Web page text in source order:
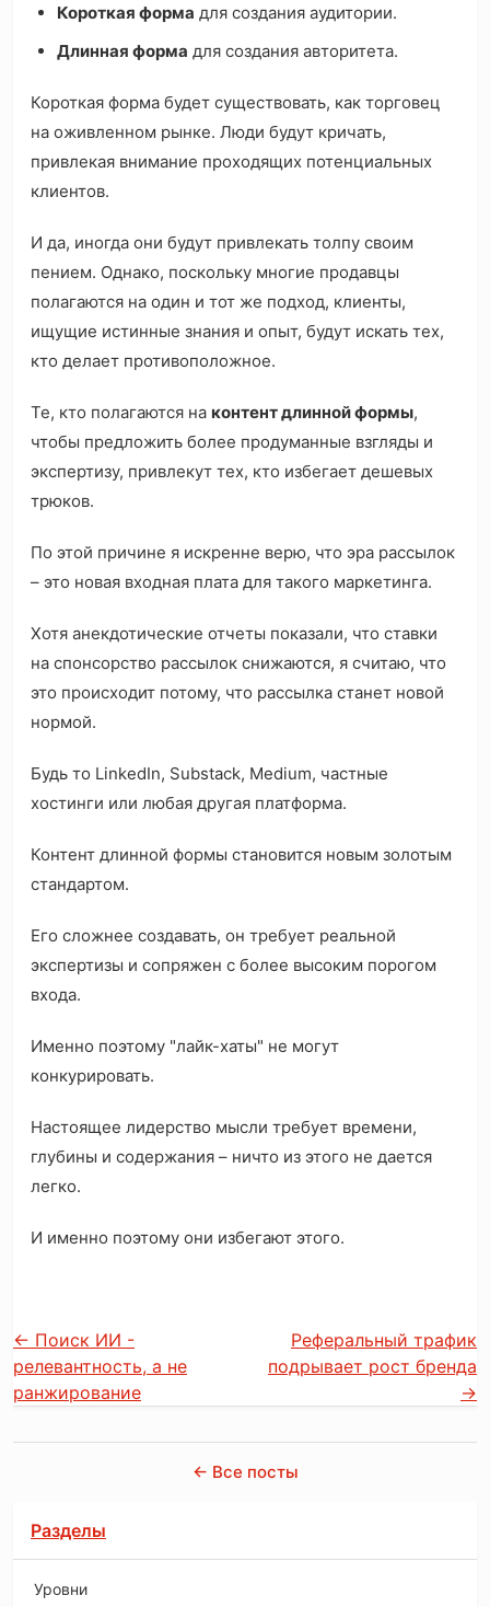
Короткая форма для создания аудитории.
Длинная форма для создания авторитета.
Короткая форма будет существовать, как торговец
на оживленном рынке. Люди будут кричать,
привлекая внимание проходящих потенциальных
клиентов.
И да, иногда они будут привлекать толпу своим
пением. Однако, поскольку многие продавцы
полагаются на один и тот же подход, клиенты,
ищущие истинные знания и опыт, будут искать тех,
кто делает противоположное.
Те, кто полагаются на контент длинной формы,
чтобы предложить более продуманные взгляды и
экспертизу, привлекут тех, кто избегает дешевых
трюков.
По этой причине я искренне верю, что эра рассылок
– это новая входная плата для такого маркетинга.
Хотя анекдотические отчеты показали, что ставки
на спонсорство рассылок снижаются, я считаю, что
это происходит потому, что рассылка станет новой
нормой.
Будь то LinkedIn, Substack, Medium, частные
хостинги или любая другая платформа.
Контент длинной формы становится новым золотым
стандартом.
Его сложнее создавать, он требует реальной
экспертизы и сопряжен с более высоким порогом
входа.
Именно поэтому "лайк-хаты" не могут
конкурировать.
Настоящее лидерство мысли требует времени,
глубины и содержания – ничто из этого не дается
легко.
И именно поэтому они избегают этого.
← Поиск ИИ -
релевантность, а не
ранжирование
Реферальный трафик
подрывает рост бренда
→
← Все посты
Разделы
Уровни